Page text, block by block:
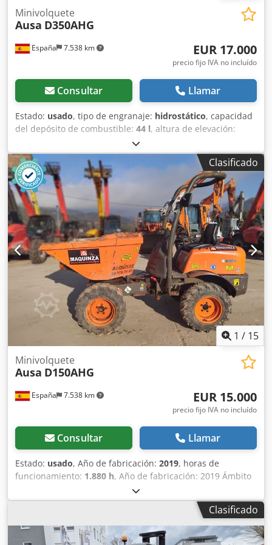
España 7.538 km
Minivolquete
Ausa D350AHG
EUR 17.000
precio fijo IVA no incluído
Consultar Llamar
Estado: usado, tipo de engranaje: hidrostático, capacidad
del depósito de combustible: 44 l, altura de elevación:
, Año de fabricación:
funcionamiento:3.420 h, Transmisión: 2 marchas Ámbito
de aplicación: Minería Peso en vacío: 2.780 kg Capacidad
de carga: 3.500 kg PBV: 6.280 kg Dimensiones (lxanxal): 412
x 186 x 296 cm Capacidad de carga: 2.737 l Ubicación:
Casarrubios del monte (Toledo) Con una capacidad de
carga de 3,5 toneladas y tolva giratoria de 180 grados, el
dumper D350AHG es el modelo de la gama media más
equilibrado con una gran relación potencia/capacidad.
Gracias a ello, el D350AHG tiene un rendimiento óptimo en
cualquier tipo de trabajo. Marca de motor: Kubota
Capacidad de agua: 1.050 l Tolva colmada: 2.737 l Radio de
giro: Exterior 4.680 mm Altura sin arco: 1.940 mm Motor de
arranque: Eléctrico Csdpfx Aloy Nctlj Iorf Transmisión:
Hidrostática 2 velocidades Ruedas: 11.5/80-15.3(14PR)
Capacidad depósito: 44 l CE
Clasificado
1 / 15
España 7.538 km
Minivolquete
Ausa D150AHG
EUR 15.000
precio fijo IVA no incluído
Consultar Llamar
Estado: usado, Año de fabricación: 2019, horas de
funcionamiento: 1.880 h, Año de fabricación: 2019 Ámbito
de aplicación: Minería Peso en vacío: 1.510 kg Capacidad
de carga: 1.500 kg PBV: 3.010 kg Dimensiones (lxanxal): 314
x 145 x 265 cm Ubicación: Olesa de Monserrat (Barcelona)
Crjdox U U Hzepfx Al Ief El dumper D150AHG forma parte
de la gama más compacta de dumpers articulados, con
Clasificado